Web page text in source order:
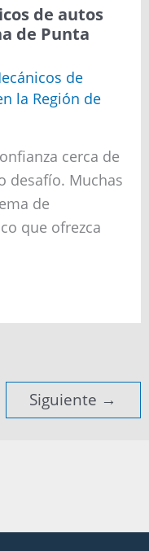
de autos
de Punta
de
la Región de
cerca de
desafío. Muchas
de
que ofrezca
Siguiente →